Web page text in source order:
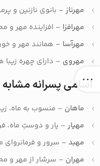
مهرناز – بانوی نازنین و
مهرافزا – افزاینده مهر و
مهرآسا – همانند مهر و
مهروی – دارای چهره
اسامی پسرانه
ماهان – منسوب به ماه،
مهیار – یار و دوستِ ماه،
مهبد – سرور و فرمانروای
مهران – سرشار از مهر و